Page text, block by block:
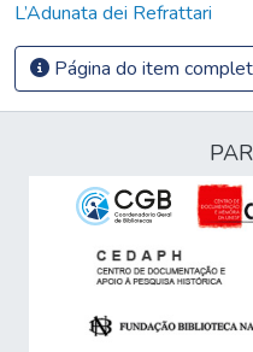
L’Adunata dei Refrattari
Página do item